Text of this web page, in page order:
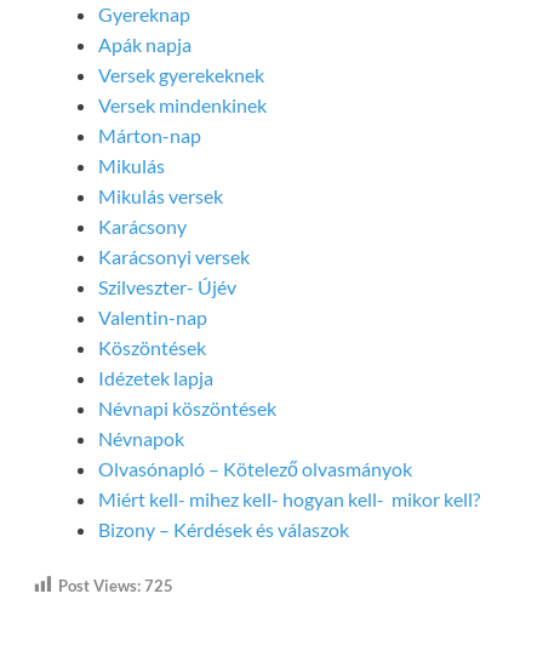
Gyereknap
Apák napja
Versek gyerekeknek
Versek mindenkinek
Márton-nap
Mikulás
Mikulás versek
Karácsony
Karácsonyi versek
Szilveszter- Újév
Valentin-nap
Köszöntések
Idézetek lapja
Névnapi köszöntések
Névnapok
Olvasónapló – Kötelező olvasmányok
Miért kell- mihez kell- hogyan kell- mikor kell?
Bizony – Kérdések és válaszok
Post Views:725